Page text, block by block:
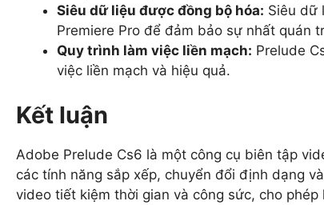
Siêu dữ liệu được đồng bộ hóa: Siêu dữ
Premiere Pro để đảm bảo sự nhất quán
Quy trình làm việc liền mạch: Prelude
việc liền mạch và hiệu quả.
Kết luận
Adobe Prelude Cs6 là một công cụ biên tập
các tính năng sắp xếp, chuyển đổi định dạng
video tiết kiệm thời gian và công sức, cho